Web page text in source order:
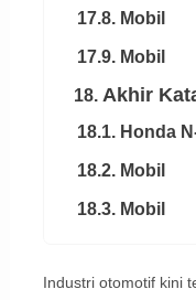
17.8. Mobil
17.9. Mobil
18. Akhir
18.1. Honda
18.2. Mobil
18.3. Mobil
Industri otomotif kini